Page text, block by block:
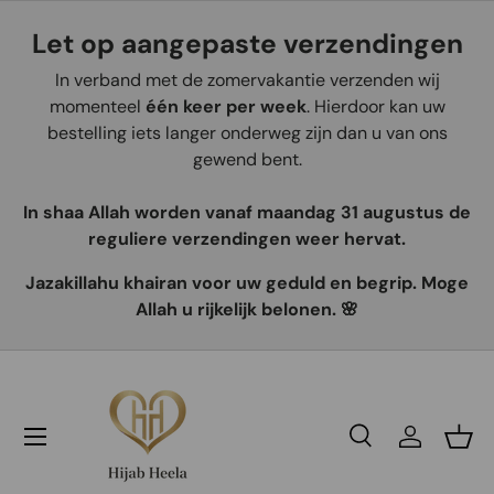
Aller au contenu
Let op aangepaste verzendingen
In verband met de zomervakantie verzenden wij
momenteel één keer per week. Hierdoor kan uw
bestelling iets langer onderweg zijn dan u van ons
gewend bent.
In shaa Allah worden vanaf maandag 31 augustus de
reguliere verzendingen weer hervat.
Jazakillahu khairan voor uw geduld en begrip. Moge
Allah u rijkelijk belonen. 🌸
Recherche
Se